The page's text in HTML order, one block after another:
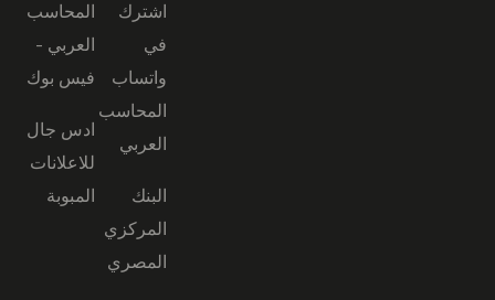
اشترك
في
واتساب
المحاسب
العربي
البنك
المركزي
المصري
المحاسب
العربي -
فيس بوك
ادس جال
للاعلانات
المبوبة